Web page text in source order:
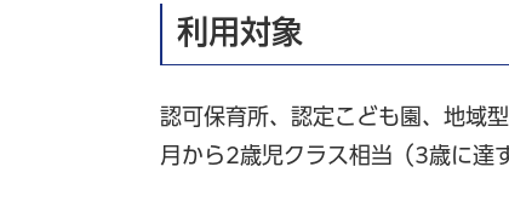
利用対象
認可保育所、認定こども園、地域
月から2歳児クラス相当（3歳に達